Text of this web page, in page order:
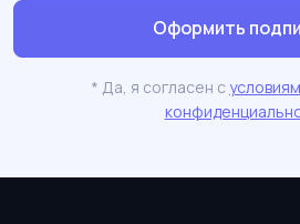
Оформить
* Да, я согласен с